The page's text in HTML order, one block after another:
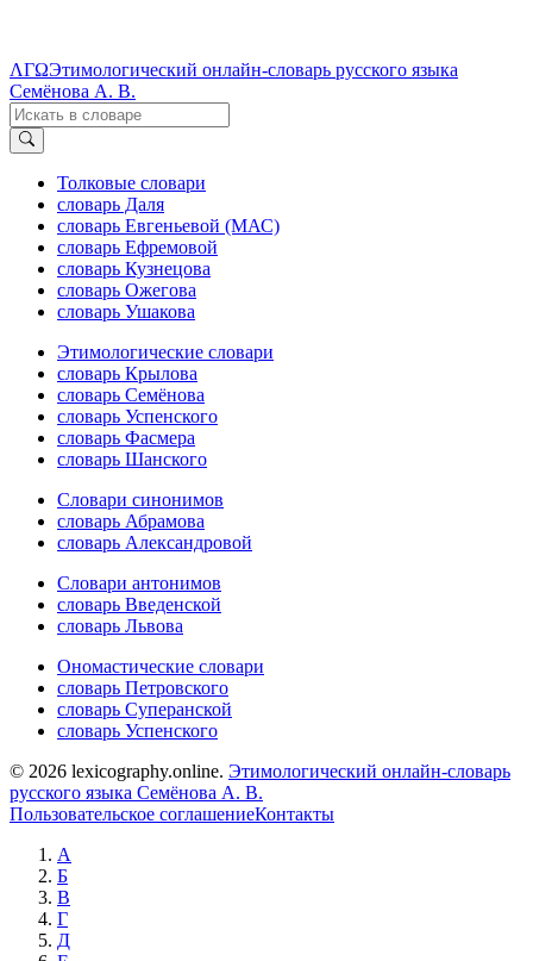
ΛΓΩЭтимологический онлайн-словарь русского языка
Семёнова А. В.
Толковые словари
словарь Даля
словарь Евгеньевой (МАС)
словарь Ефремовой
словарь Кузнецова
словарь Ожегова
словарь Ушакова
Этимологические словари
словарь Крылова
словарь Семёнова
словарь Успенского
словарь Фасмера
словарь Шанского
Словари синонимов
словарь Абрамова
словарь Александровой
Словари антонимов
словарь Введенской
словарь Львова
Ономастические словари
словарь Петровского
словарь Суперанской
словарь Успенского
© 2026 lexicography.online. Этимологический онлайн-словарь
русского языка Семёнова А. В.
Пользовательское соглашениеКонтакты
А
Б
В
Г
Д